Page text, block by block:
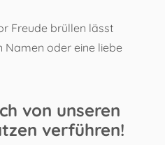
Freude brüllen lässt
Namen oder eine liebe
von unseren
verführen!